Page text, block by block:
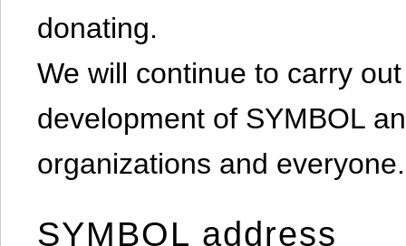
donating.
We will continue to carry
development of SYMBOL
organizations and everyone.
SYMBOL address